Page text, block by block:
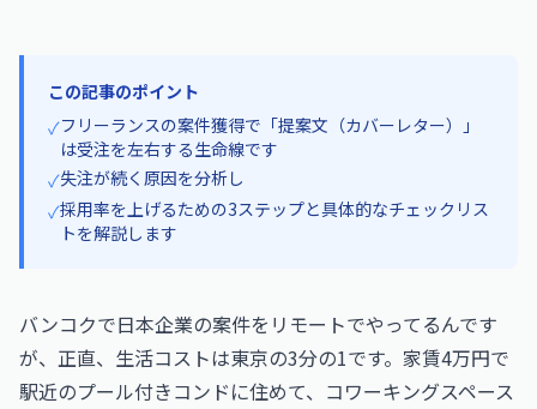
この記事のポイント
✓フリーランスの案件獲得で「提案文（カバーレター）」
は受注を左右する生命線です
✓失注が続く原因を分析し
✓採用率を上げるための3ステップと具体的なチェックリス
トを解説します
バンコクで日本企業の案件をリモートでやってるんです
が、正直、生活コストは東京の3分の1です。家賃4万円で
駅近のプール付きコンドに住めて、コワーキングスペース